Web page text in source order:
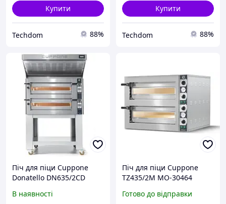
Купити
Techdom 88%
Купити
Techdom 88%
Піч для піци Cuppone
Donatello DN635/2CD
В наявності
Піч для піци Cuppone
TZ435/2M MO-30464
Готово до відправки